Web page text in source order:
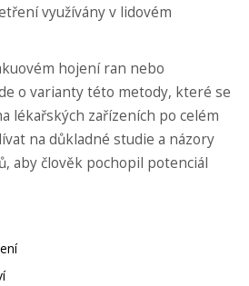
využívány v lidovém
hojení ran nebo
o varianty této metody, které se
lékařských zařízeních po celém
na důkladné studie a názory
aby člověk pochopil potenciál